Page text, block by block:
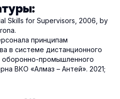
Skills for Supervisors, 2006, by
принципам
в системе дистанционного
оборонно-промышленного
ВКО «Алмаз – Антей». 2021;